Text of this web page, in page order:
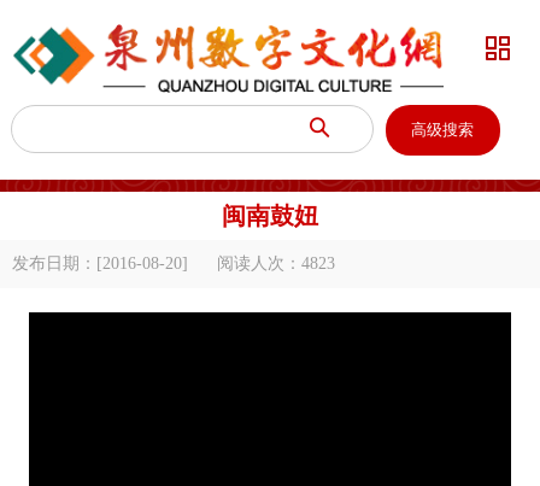
 高级搜索

闽南鼓妞
发布日期：[2016-08-20] 阅读人次： 4823